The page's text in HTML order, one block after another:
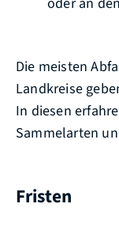
Die meisten
Landkreise
In diesen
Sammelarten
Fristen